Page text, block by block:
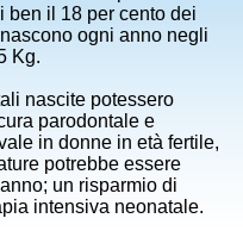
ben il 18 per cento dei
ogni anno negli
Kg.
nascite potessero
parodontale e
in donne in età fertile,
potrebbe essere
un risparmio di
intensiva neonatale.